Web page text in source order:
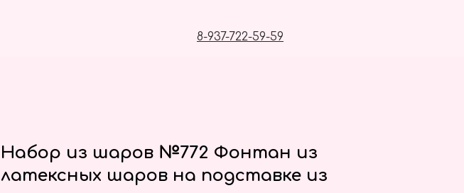
8-937-722-59-59
Набор из шаров №772 Фонтан из
латексных шаров на подставке из